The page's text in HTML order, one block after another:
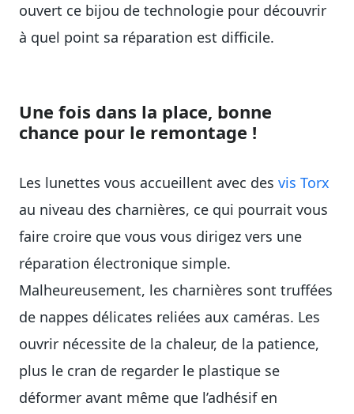
ouvert ce bijou de technologie pour découvrir
à quel point sa réparation est difficile.
Une fois dans la place, bonne
chance pour le remontage !
Les lunettes vous accueillent avec des vis Torx
au niveau des charnières, ce qui pourrait vous
faire croire que vous vous dirigez vers une
réparation électronique simple.
Malheureusement, les charnières sont truffées
de nappes délicates reliées aux caméras. Les
ouvrir nécessite de la chaleur, de la patience,
plus le cran de regarder le plastique se
déformer avant même que l’adhésif en